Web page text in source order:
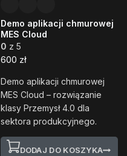
Demo aplikacji chmurowej
MES Cloud
0 z 5
600 zł
Demo aplikacji chmurowej
MES Cloud – rozwiązanie
klasy Przemysł 4.0 dla
sektora produkcyjnego.
DODAJ DO KOSZYKA